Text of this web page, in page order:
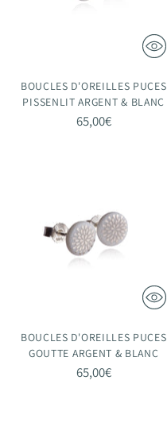
BOUCLES D'OREILLES PUCES
PISSENLIT ARGENT & BLANC
65,00€
BOUCLES D'OREILLES PUCES
GOUTTE ARGENT & BLANC
65,00€